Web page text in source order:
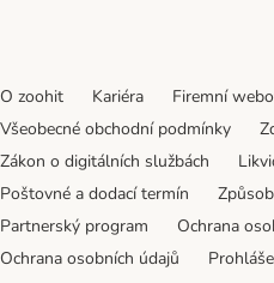
O zoohit Kariéra Firemní
Všeobecné obchodní podmínky
Zákon o digitálních službách
Poštovné a dodací termín
Partnerský program
Ochrana
Ochrana osobních údajů